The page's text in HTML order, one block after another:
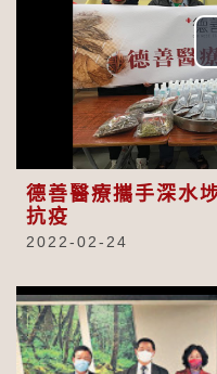
德善醫療攜手深水
抗疫
2022-02-24